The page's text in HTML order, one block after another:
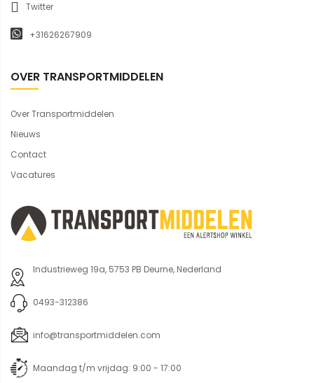
Twitter
+31626267909
OVER TRANSPORTMIDDELEN
Over Transportmiddelen
Nieuws
Contact
Vacatures
Industrieweg 19a, 5753 PB Deurne, Nederland
0493-312386
info@transportmiddelen.com
Maandag t/m vrijdag: 9:00 - 17:00